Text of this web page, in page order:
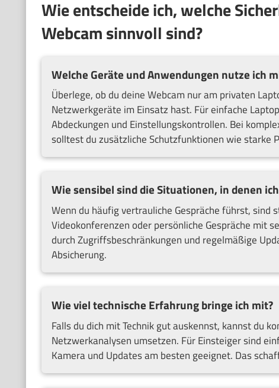
Wie entscheide ich, welche
Webcam sinnvoll sind?
Welche Geräte und Anwendungen nutze ich
Überlege, ob du deine Webcam nur am privaten
Netzwerkgeräte im Einsatz hast. Für einfache
Abdeckungen und Einstellungskontrollen. Bei
solltest du zusätzliche Schutzfunktionen wie starke
Wie sensibel sind die Situationen, in denen
Wenn du häufig vertrauliche Gespräche führst, sind
Videokonferenzen oder persönliche Gespräche mit
durch Zugriffsbeschränkungen und regelmäßige
Absicherung.
Wie viel technische Erfahrung bringe ich mit?
Falls du dich mit Technik gut auskennst, kannst du
Netzwerkanalysen umsetzen. Für Einsteiger sind
Kamera und Updates am besten geeignet. Das